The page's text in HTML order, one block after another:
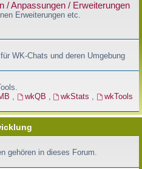
/ Anpassungen / Erweiterungen
Erweiterungen etc.
WK-Chats und deren Umgebung
, wkQB , wkStats ,
wkTools
gehören in dieses Forum.